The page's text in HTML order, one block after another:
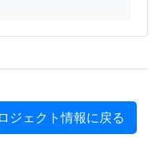
ジェクト情報に戻る